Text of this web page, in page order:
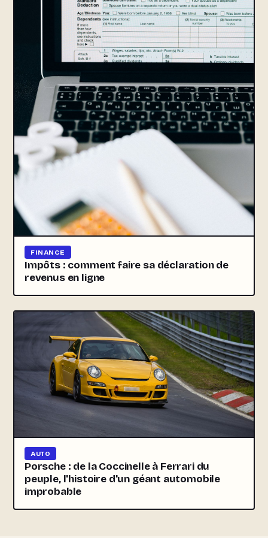
FINANCE
Impôts : comment faire sa déclaration de
revenus en ligne
AUTO
Porsche : de la Coccinelle à Ferrari du
peuple, l'histoire d'un géant automobile
improbable